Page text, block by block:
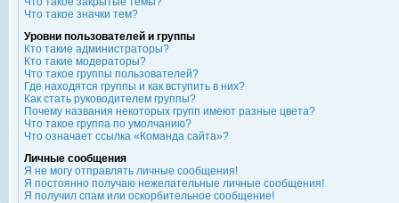
Что такое значки тем?
Уровни пользователей и группы
Кто такие администраторы?
Кто такие модераторы?
Что такое группы пользователей?
Где находятся группы и как вступить в них?
Как стать руководителем группы?
Почему названия некоторых групп имеют разные цвета?
Что такое группа по умолчанию?
Что означает ссылка «Команда сайта»?
Личные сообщения
Я не могу отправлять личные сообщения!
Я постоянно получаю нежелательные личные сообщения!
Я получил спам или оскорбительное сообщение!